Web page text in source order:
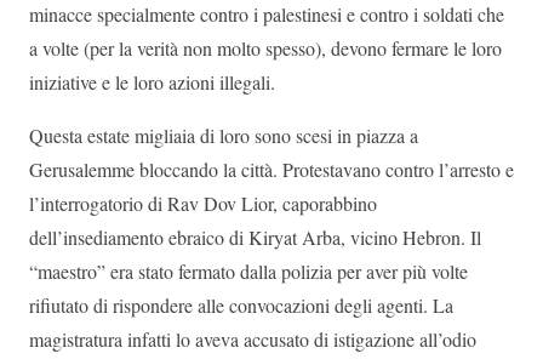
minacce specialmente contro i palestinesi e contro i soldati che
a volte (per la verità non molto spesso), devono fermare le loro
iniziative e le loro azioni illegali.
Questa estate migliaia di loro sono scesi in piazza a
Gerusalemme bloccando la città. Protestavano contro l’arresto e
l’interrogatorio di Rav Dov Lior, caporabbino
dell’insediamento ebraico di Kiryat Arba, vicino Hebron. Il
“maestro” era stato fermato dalla polizia per aver più volte
rifiutato di rispondere alle convocazioni degli agenti. La
magistratura infatti lo aveva accusato di istigazione all’odio